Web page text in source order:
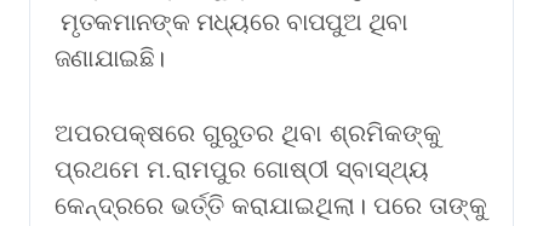
ମୃତକମାନଙ୍କ ମଧ୍ୟରେ ବାପପୁଅ ଥିବା
ଜଣାଯାଇଛି।
ଅପରପକ୍ଷରେ ଗୁରୁତର ଥିବା ଶ୍ରମିକଙ୍କୁ
ପ୍ରଥମେ ମ.ରାମପୁର ଗୋଷ୍ଠୀ ସ୍ବାସ୍ଥ୍ୟ
କେନ୍ଦ୍ରରେ ଭର୍ତ୍ତି କରାଯାଇଥିଲା। ପରେ ତାଙ୍କୁ